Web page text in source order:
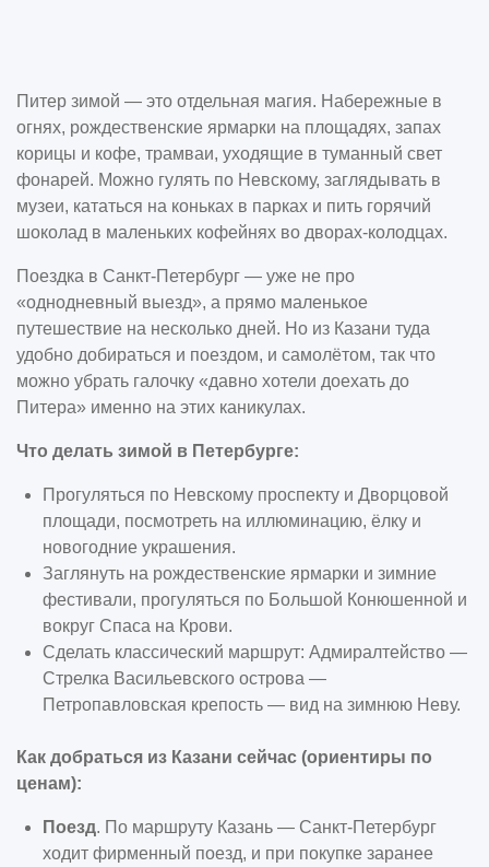
Питер зимой — это отдельная магия. Набережные в
огнях, рождественские ярмарки на площадях, запах
корицы и кофе, трамваи, уходящие в туманный свет
фонарей. Можно гулять по Невскому, заглядывать в
музеи, кататься на коньках в парках и пить горячий
шоколад в маленьких кофейнях во дворах-колодцах.
Поездка в Санкт-Петербург — уже не про
«однодневный выезд», а прямо маленькое
путешествие на несколько дней. Но из Казани туда
удобно добираться и поездом, и самолётом, так что
можно убрать галочку «давно хотели доехать до
Питера» именно на этих каникулах.
Что делать зимой в Петербурге:
Прогуляться по Невскому проспекту и Дворцовой
площади, посмотреть на иллюминацию, ёлку и
новогодние украшения.
Заглянуть на рождественские ярмарки и зимние
фестивали, прогуляться по Большой Конюшенной и
вокруг Спаса на Крови.
Сделать классический маршрут: Адмиралтейство —
Стрелка Васильевского острова —
Петропавловская крепость — вид на зимнюю Неву.
Как добраться из Казани сейчас (ориентиры по
ценам):
Поезд. По маршруту Казань — Санкт-Петербург
ходит фирменный поезд, и при покупке заранее